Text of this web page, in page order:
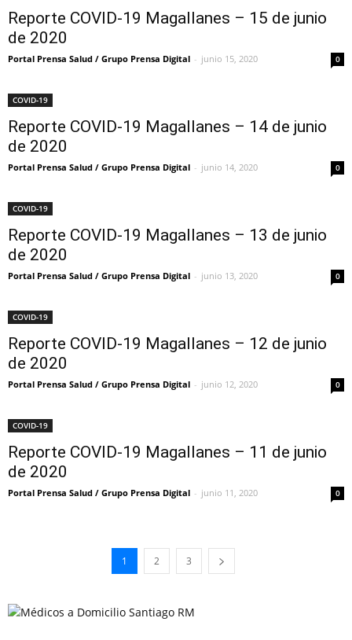
Reporte COVID-19 Magallanes – 15 de junio
de 2020
Portal Prensa Salud / Grupo Prensa Digital - junio 15, 2020 0
COVID-19
Reporte COVID-19 Magallanes – 14 de junio
de 2020
Portal Prensa Salud / Grupo Prensa Digital - junio 14, 2020 0
COVID-19
Reporte COVID-19 Magallanes – 13 de junio
de 2020
Portal Prensa Salud / Grupo Prensa Digital - junio 13, 2020 0
COVID-19
Reporte COVID-19 Magallanes – 12 de junio
de 2020
Portal Prensa Salud / Grupo Prensa Digital - junio 12, 2020 0
COVID-19
Reporte COVID-19 Magallanes – 11 de junio
de 2020
Portal Prensa Salud / Grupo Prensa Digital - junio 11, 2020 0
1 2 3